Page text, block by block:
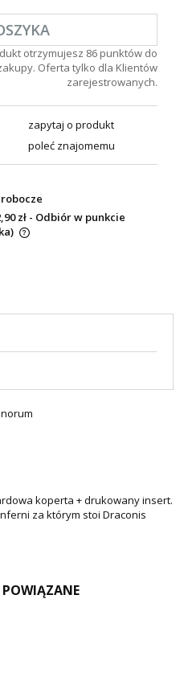
otrzymujesz 86 punktów do
Oferta tylko dla Klientów
zarejestrowanych.
zapytaj o produkt
poleć znajomemu
zł - Odbiór w punkcie
koperta + drukowany insert.
za którym stoi Draconis